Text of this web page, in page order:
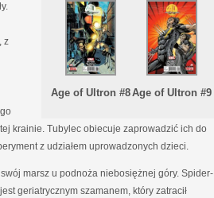
Age of Ultron #8Age of Ultron #9
z
krainie. Tubylec obiecuje zaprowadzić ich do
z udziałem uprowadzonych dzieci.
marsz u podnoża niebosiężnej góry. Spider-
geriatrycznym szamanem, który zatracił